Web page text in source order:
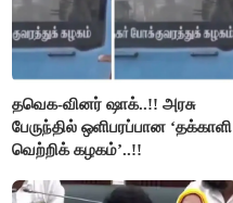
தவெக-வினர் ஷாக்..!! அரசு
பேருந்தில் ஒளிபரப்பான ‘தக்காளி
வெற்றிக் கழகம்’..!!